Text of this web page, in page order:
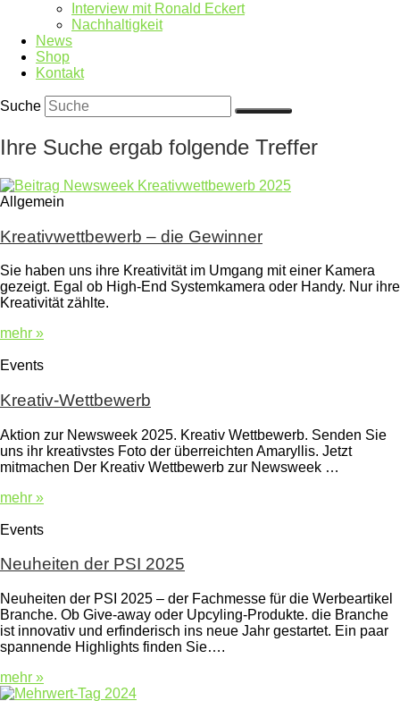
Interview mit Ronald Eckert
Nachhaltigkeit
News
Shop
Kontakt
Suche
Ihre Suche ergab folgende Treffer
Allgemein
Kreativwettbewerb – die Gewinner
Sie haben uns ihre Kreativität im Umgang mit einer Kamera
gezeigt. Egal ob High-End Systemkamera oder Handy. Nur ihre
Kreativität zählte.
mehr »
Events
Kreativ-Wettbewerb
Aktion zur Newsweek 2025. Kreativ Wettbewerb. Senden Sie
uns ihr kreativstes Foto der überreichten Amaryllis. Jetzt
mitmachen Der Kreativ Wettbewerb zur Newsweek …
mehr »
Events
Neuheiten der PSI 2025
Neuheiten der PSI 2025 – der Fachmesse für die Werbeartikel
Branche. Ob Give-away oder Upcyling-Produkte. die Branche
ist innovativ und erfinderisch ins neue Jahr gestartet. Ein paar
spannende Highlights finden Sie….
mehr »